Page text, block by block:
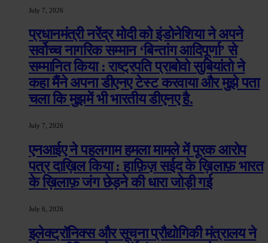
July 7, 2026
प्रधानमंत्री नरेंद्र मोदी को इंडोनेशिया ने अपने
सर्वोच्च नागरिक सम्मान ‘बिन्तांग आदिपूर्णा’ से
सम्मानित किया : राष्ट्रपति प्राबोवो सुबियांतो ने
कहा मैंने अपना डीएनए टेस्ट करवाया और मुझे पता
चला कि मुझमें भी भारतीय डीएनए है.
July 7, 2026
एनआईए ने पहलगाम हमला मामले में पूरक आरोप
पत्र दाख़िल किया : हाफ़िज़ सईद के ख़िलाफ़ भारत
के ख़िलाफ़ जंग छेड़ने की धारा जोड़ी गई
July 6, 2026
इलेक्ट्रॉनिक्स और सूचना प्रौद्योगिकी मंत्रालय ने